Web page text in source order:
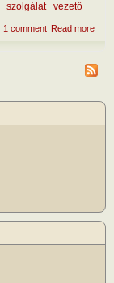
szolgálat vezető
Read more
1 comment